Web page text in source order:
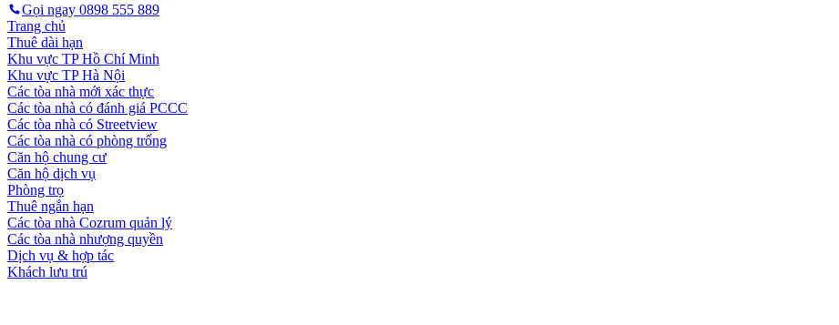
Gọi ngay 0898 555 889
Trang chủ
Thuê dài hạn
Khu vực TP Hồ Chí Minh
Khu vực TP Hà Nội
Các tòa nhà mới xác thực
Các tòa nhà có đánh giá PCCC
Các tòa nhà có Streetview
Các tòa nhà có phòng trống
Căn hộ chung cư
Căn hộ dịch vụ
Phòng trọ
Thuê ngắn hạn
Các tòa nhà Cozrum quản lý
Các tòa nhà nhượng quyền
Dịch vụ & hợp tác
Khách lưu trú